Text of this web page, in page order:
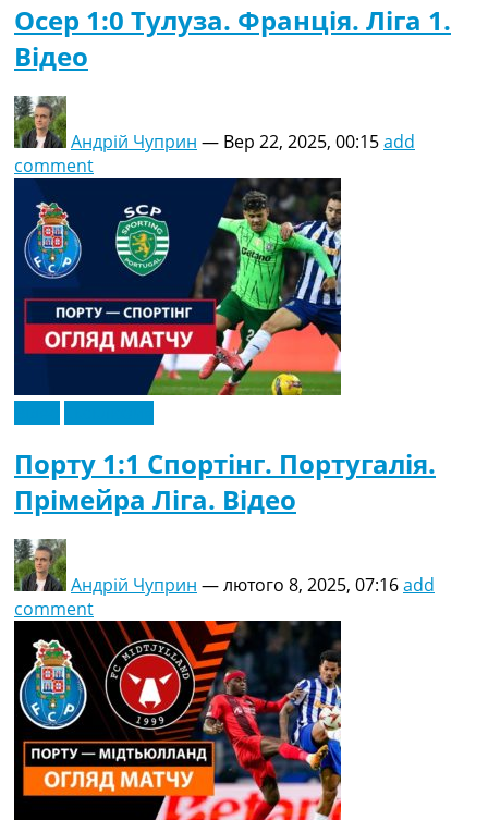
Осер 1:0 Тулуза. Франція. Ліга 1.
Відео
Андрій Чуприн — Вер 22, 2025, 00:15add
comment
Порту 1:1 Спортінг. Португалія.
Прімейра Ліга. Відео
Андрій Чуприн —лютого 8, 2025, 07:16add
comment